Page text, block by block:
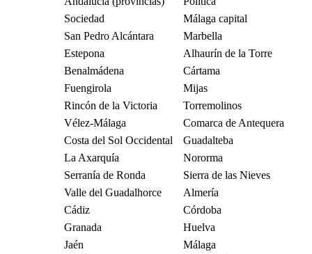
Sociedad
Málaga capital
San Pedro Alcántara
Marbella
Estepona
Alhaurín de la Torre
Benalmádena
Cártama
Fuengirola
Mijas
Rincón de la Victoria
Torremolinos
Vélez-Málaga
Comarca de Antequera
Costa del Sol Occidental
Guadalteba
La Axarquía
Nororma
Serranía de Ronda
Sierra de las Nieves
Valle del Guadalhorce
Almería
Cádiz
Córdoba
Granada
Huelva
Jaén
Málaga